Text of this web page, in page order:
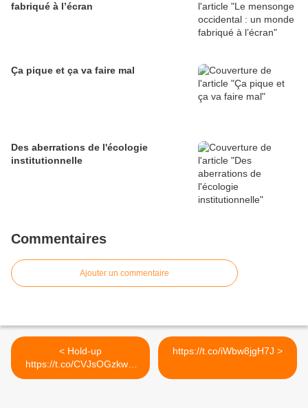
fabriqué à l’écran
Ça pique et ça va faire mal
Des aberrations de l'écologie
institutionnelle
Commentaires
Ajouter un commentaire
< Hold-up
https://t.co/CVJsOGzkwQ
via @François...
https://t.co/iWbw8jgH7J >